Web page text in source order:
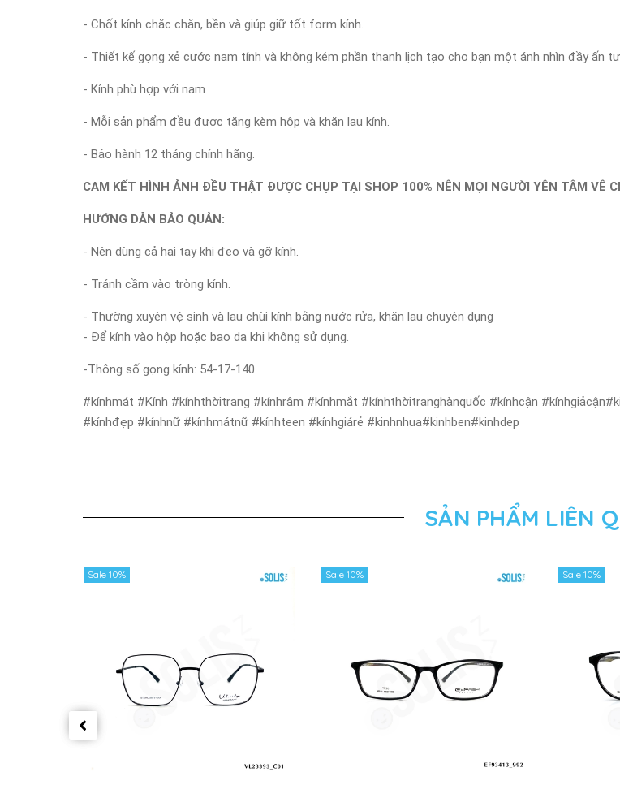
- Chốt kính chắc chắn, bền và giúp giữ tốt form kính.
- Thiết kế gọng xẻ cước nam tính và không kém phần thanh lịch tạo cho bạn một ánh nhìn đầy ấn
- Kính phù hợp với nam
- Mỗi sản phẩm đều được tặng kèm hộp và khăn lau kính.
- Bảo hành 12 tháng chính hãng.
CAM KẾT HÌNH ẢNH ĐỀU THẬT ĐƯỢC CHỤP TẠI SHOP 100% NÊN MỌI NGƯỜI YÊN TÂM VÊ
HƯỚNG DẪN BẢO QUẢN:
- Nên dùng cả hai tay khi đeo và gỡ kính.
- Tránh cầm vào tròng kính.
- Thường xuyên vệ sinh và lau chùi kính bằng nước rửa, khăn lau chuyên dụng
- Để kính vào hộp hoặc bao da khi không sử dụng.
-Thông số gọng kính: 54-17-140
#kínhmát #Kính #kínhthờitrang #kínhrâm #kínhmắt #kínhthờitranghànquốc #kínhcận
#kínhđẹp #kínhnữ #kínhmátnữ #kínhteen #kínhgiárẻ #kinhnhua#kinhben#kinhdep
SẢN PHẨM LIÊN
Sale 10% Sale 10% Sale 10%